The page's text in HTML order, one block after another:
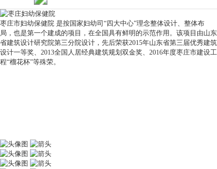
枣庄市妇幼保健院 是按国家妇幼司“四大中心”理念整体设计、整体布
局，也是第一个建成的项目，在全国具有鲜明的示范作用。该项目由山东
省建筑设计研究院第三分院设计，先后荣获2015年山东省第三届优秀建筑
设计一等奖、2013全国人居经典建筑规划双金奖、2016年度枣庄市建设工
程“榴花杯”等殊荣。